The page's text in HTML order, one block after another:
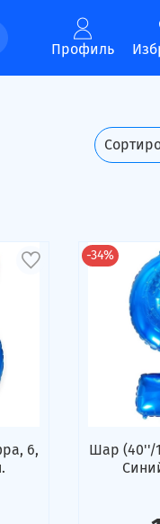
Профиль
6,
-34%
Шар (40''/